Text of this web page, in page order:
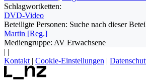
Schlagwortketten:
DVD-Video
Beteiligte Personen: Suche nach dieser
Martin [Reg.]
Mediengruppe: AV Erwachsene
| |
Kontakt | Cookie-Einstellungen |